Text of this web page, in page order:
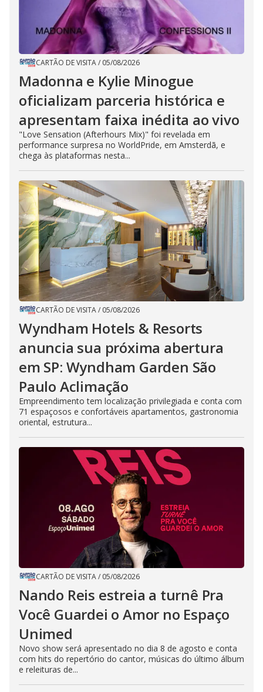
CARTÃO DE VISITA/ 05/08/2026
Madonna e Kylie Minogue
oficializam parceria histórica e
apresentam faixa inédita ao vivo
"Love Sensation (Afterhours Mix)" foi revelada em
performance surpresa no WorldPride, em Amsterdã, e
chega às plataformas nesta...
CARTÃO DE VISITA/ 05/08/2026
Wyndham Hotels & Resorts
anuncia sua próxima abertura
em SP: Wyndham Garden São
Paulo Aclimação
Empreendimento tem localização privilegiada e conta com
71 espaçosos e confortáveis apartamentos, gastronomia
oriental, estrutura...
CARTÃO DE VISITA/ 05/08/2026
Nando Reis estreia a turnê Pra
Você Guardei o Amor no Espaço
Unimed
Novo show será apresentado no dia 8 de agosto e conta
com hits do repertório do cantor, músicas do último álbum
e releituras de...